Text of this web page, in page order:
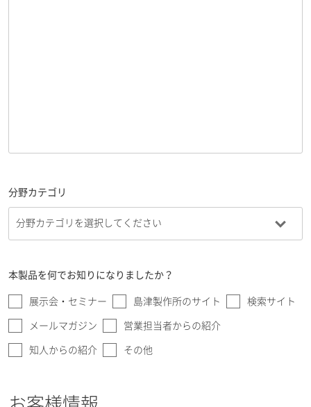
分野カテゴリ
本製品を何でお知りになりましたか？
展示会・セミナー 島津製作所のサイト 検索サイト
メールマガジン 営業担当者からの紹介
知人からの紹介 その他